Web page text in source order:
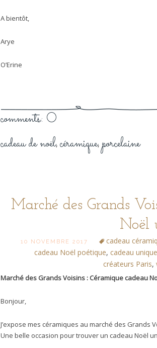
A bientôt,
Arye
O’Erine
comments: 0
cadeau de noël, céramique, porcelaine
Marché des Grands
Noël
10 NOVEMBRE 2017 cadeau
cadeau Noël poétique, cadeau
créateurs Paris,
Marché des Grands Voisins : Céramique cadeau
Bonjour,
J’expose mes céramiques au marché des Grands
Une belle occasion pour trouver un cadeau Noël